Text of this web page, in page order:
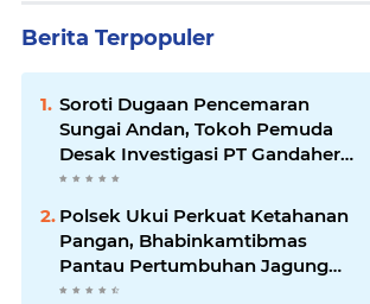
Berita Terpopuler
Soroti Dugaan Pencemaran
Sungai Andan, Tokoh Pemuda
Desak Investigasi PT Gandahera
Hendana
Polsek Ukui Perkuat Ketahanan
Pangan, Bhabinkamtibmas
Pantau Pertumbuhan Jagung
Petani di Desa Air Hitam